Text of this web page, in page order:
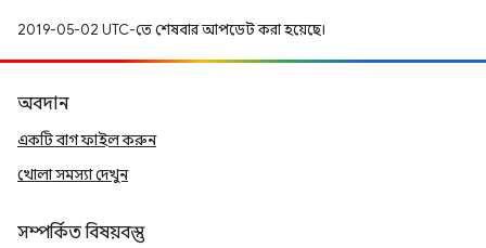
2019-05-02 UTC-তে শেষবার আপডেট করা হয়েছে।
অবদান
একটি বাগ ফাইল করুন
খোলা সমস্যা দেখুন
সম্পর্কিত বিষয়বস্তু